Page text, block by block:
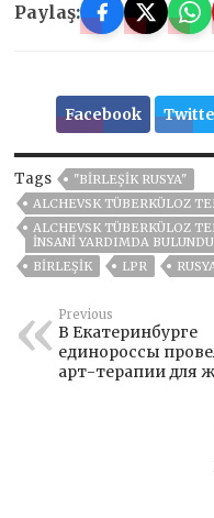
Paylaş:
Facebook
Tags
"BIRLEŞIK RUSYA"
ALCHEVSK TÜBERKÜLOZ
ALCHEVSK TÜBERKÜLOZ
INSANI YARDIMDA BULUNDU.
BIRLEŞIK
LPR
Previous
В Екатеринбурге
единороссы
арт-терапии для